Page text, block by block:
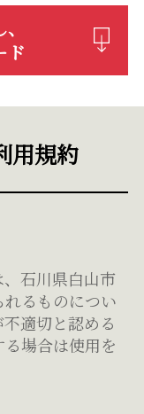
ド
用規約
石川県白山市
るものについ
適切と認める
場合は使用を